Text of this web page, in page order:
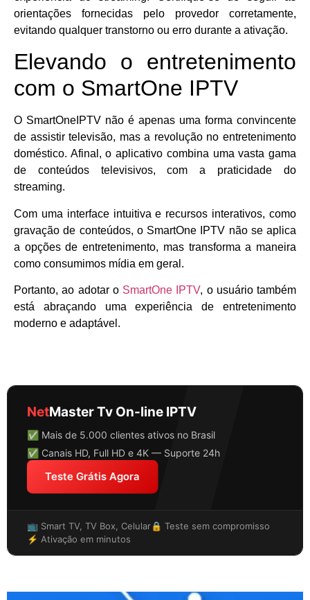
orientações fornecidas pelo provedor corretamente,
evitando qualquer transtorno ou erro durante a ativação.
Elevando o entretenimento
com o SmartOne IPTV
O SmartOneIPTV não é apenas uma forma convincente
de assistir televisão, mas a revolução no entretenimento
doméstico. Afinal, o aplicativo combina uma vasta gama
de conteúdos televisivos, com a praticidade do
streaming.
Com uma interface intuitiva e recursos interativos, como
gravação de conteúdos, o SmartOne IPTV não se aplica
a opções de entretenimento, mas transforma a maneira
como consumimos mídia em geral.
Portanto, ao adotar o SmartOne IPTV, o usuário também
está abraçando uma experiência de entretenimento
moderno e adaptável.
NetMaster Tv On-line IPTV
✅ Mais de 5.000 clientes ativos no Brasil
✅ Canais HD, Full HD e 4K — Suporte 24h
Teste Grátis Agora
📺 Smart TV, TV Box, Celular🔒 Teste sem compromisso
⚡ Ativação em minutos